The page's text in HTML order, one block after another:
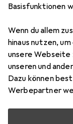
Basisfunktionen
Wenn du allem
hinaus nutzen,
unsere Webseite
unseren und
Dazu können
Werbepartner
Zubehör
Touch
Hier findest du